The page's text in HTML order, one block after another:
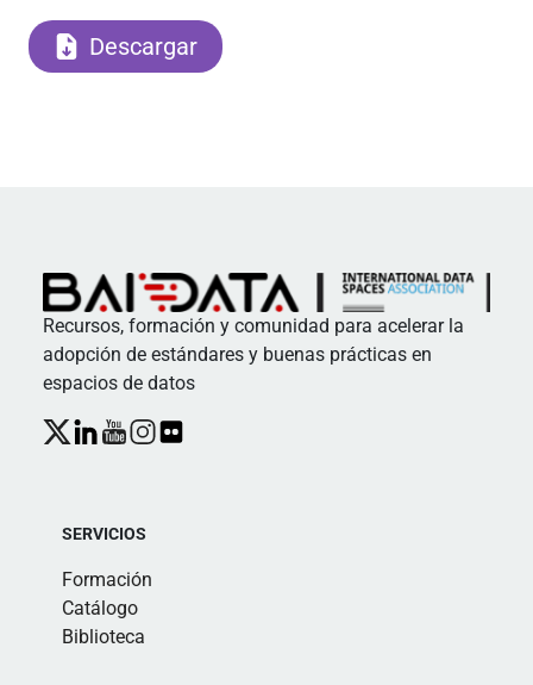
Descargar
Recursos, formación y comunidad para acelerar la
adopción de estándares y buenas prácticas en
espacios de datos
SERVICIOS
Formación
Catálogo
Biblioteca